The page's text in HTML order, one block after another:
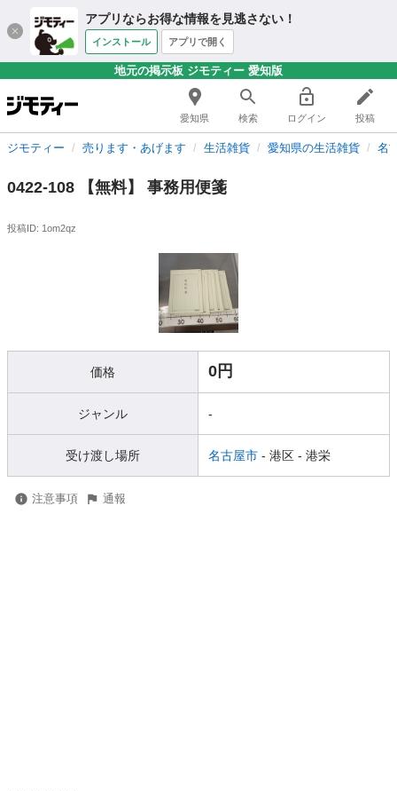
アプリならお得な情報を見逃さない！
インストール アプリで開く
地元の掲示板 ジモティー 愛知版
愛知県 検索 ログイン 投稿
ジモティー 売ります・あげます 生活雑貨 愛知県の生活雑貨 名
0422-108 【無料】 事務用便箋
投稿ID: 1om2qz
価格 0円
ジャンル -
受け渡し場所 名古屋市 - 港区 - 港栄
注意事項 通報